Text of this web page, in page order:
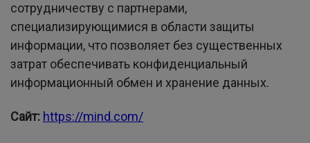
сотрудничеству с партнерами,
специализирующимися в области защиты
информации, что позволяет без существенных
затрат обеспечивать конфиденциальный
информационный обмен и хранение данных.
Сайт: https://mind.com/